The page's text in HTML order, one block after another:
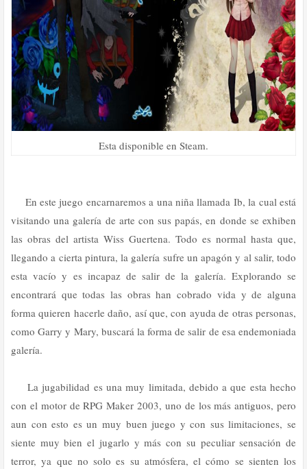
Esta disponible en Steam.
En este juego encarnaremos a una niña llamada Ib, la cual está
visitando una galería de arte con sus papás, en donde se exhiben
las obras del artista Wiss Guertena. Todo es normal hasta que,
llegando a cierta pintura, la galería sufre un apagón y al salir, todo
esta vacío y es incapaz de salir de la galería. Explorando se
encontrará que todas las obras han cobrado vida y de alguna
forma quieren hacerle daño, así que, con ayuda de otras personas,
como Garry y Mary, buscará la forma de salir de esa endemoniada
galería.
La jugabilidad es una muy limitada, debido a que esta hecho
con el motor de RPG Maker 2003, uno de los más antiguos, pero
aun con esto es un muy buen juego y con sus limitaciones, se
siente muy bien el jugarlo y más con su peculiar sensación de
terror, ya que no solo es su atmósfera, el cómo se sienten los